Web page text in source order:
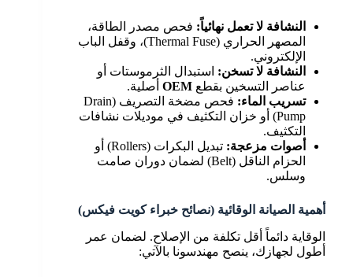
النشافة لا تعمل نهائياً: فحص مصدر الطاقة،
المصهر الحراري (Thermal Fuse)، وقفل الباب
الإلكتروني.
النشافة لا تسخن: استبدال الثرموستات أو
عناصر التسخين بقطع OEM أصلية.
تسريب الماء:
فحص مضخة التصريف (Drain
Pump) أو خزان التكثيف في موديلات نشافات
التكثيف.
أصوات مزعجة:
تبديل البكرات (Rollers) أو
الحزام الناقل (Belt) لضمان دوران صامت
وسلس.
أهمية الصيانة الوقائية (نصائح خبراء كويت فيكس)
الوقاية دائماً أقل تكلفة من الإصلاح. لضمان عمر
أطول لجهازك، ينصح مهندسونا بالآتي: